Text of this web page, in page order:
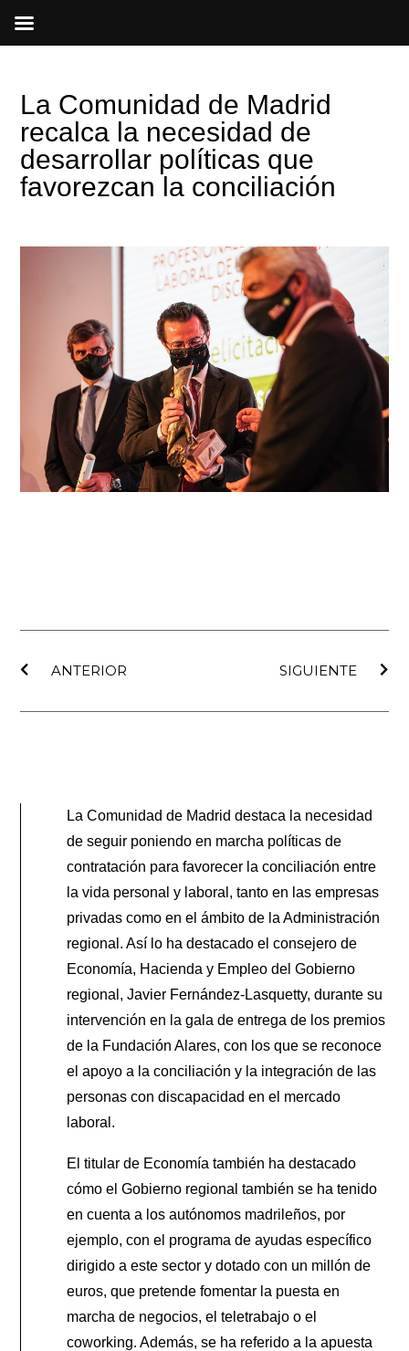
La Comunidad de Madrid
recalca la necesidad de
desarrollar políticas que
favorezcan la conciliación
ANTERIOR
SIGUIENTE
La Comunidad de Madrid destaca la necesidad
de seguir poniendo en marcha políticas de
contratación para favorecer la conciliación entre
la vida personal y laboral, tanto en las empresas
privadas como en el ámbito de la Administración
regional. Así lo ha destacado el consejero de
Economía, Hacienda y Empleo del Gobierno
regional, Javier Fernández-Lasquetty, durante su
intervención en la gala de entrega de los premios
de la Fundación Alares, con los que se reconoce
el apoyo a la conciliación y la integración de las
personas con discapacidad en el mercado
laboral.
El titular de Economía también ha destacado
cómo el Gobierno regional también se ha tenido
en cuenta a los autónomos madrileños, por
ejemplo, con el programa de ayudas específico
dirigido a este sector y dotado con un millón de
euros, que pretende fomentar la puesta en
marcha de negocios, el teletrabajo o el
coworking. Además, se ha referido a la apuesta